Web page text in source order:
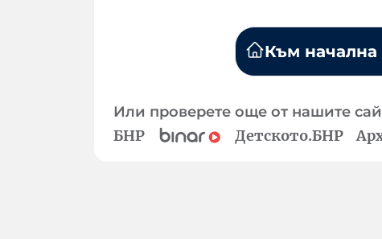
Към начална
Или проверете още от нашите
БНР Детското.БНР